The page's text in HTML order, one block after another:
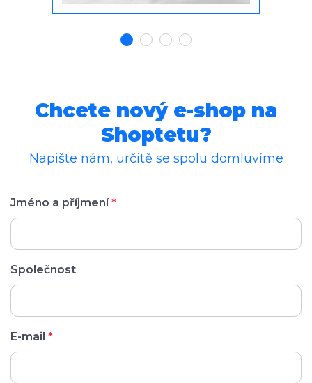
Chcete nový e-shop na
Shoptetu?
Napište nám, určitě se spolu domluvíme
Jméno a příjmení*
Společnost
E-mail *